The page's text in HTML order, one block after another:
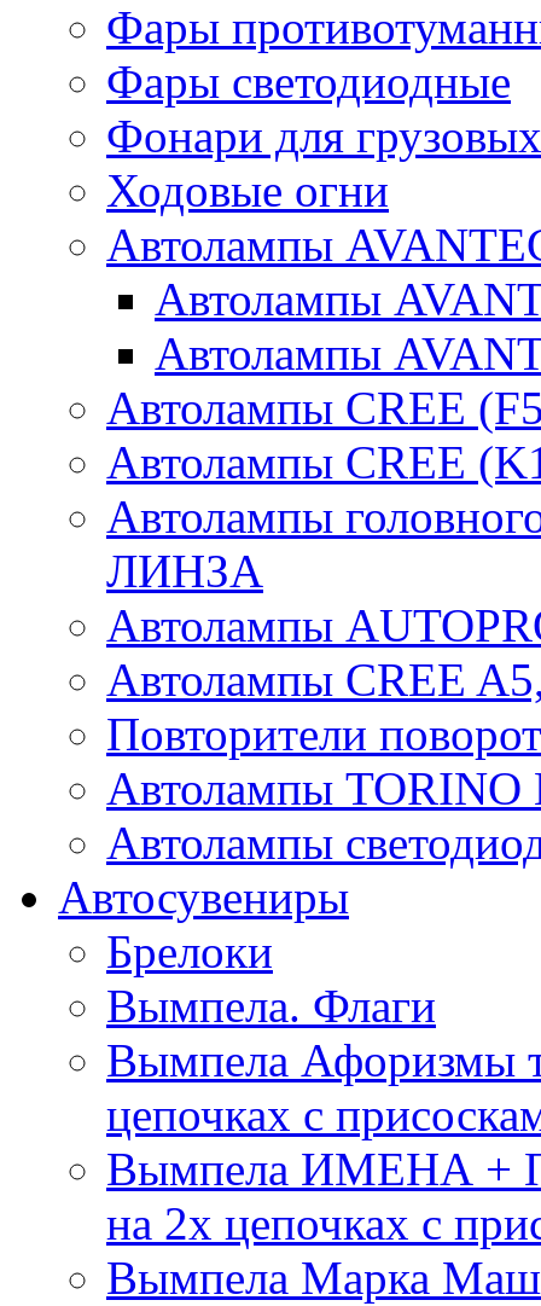
Фары
Фары светодиодные
Фонари для
Ходовые огни
Автолампы
Автолампы
Автолампы
Автолампы CREE
Автолампы CREE
Автолампы
ЛИНЗА
Автолампы
Автолампы CREE
Повторители
Автолампы
Автолампы
Автосувениры
Брелоки
Вымпела. Флаги
Вымпела Афоризмы
цепочках с
Вымпела ИМЕНА +
на 2х цепочках с
Вымпела Марка